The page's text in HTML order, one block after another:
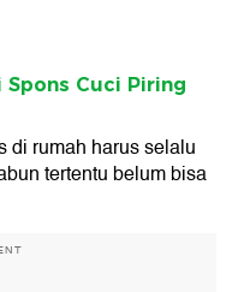
Spons Cuci Piring
di rumah harus selalu
tertentu belum bisa